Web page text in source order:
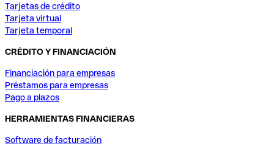
Tarjetas de crédito
Tarjeta virtual
Tarjeta temporal
CRÉDITO Y FINANCIACIÓN
Financiación para empresas
Préstamos para empresas
Pago a plazos
HERRAMIENTAS FINANCIERAS
Software de facturación